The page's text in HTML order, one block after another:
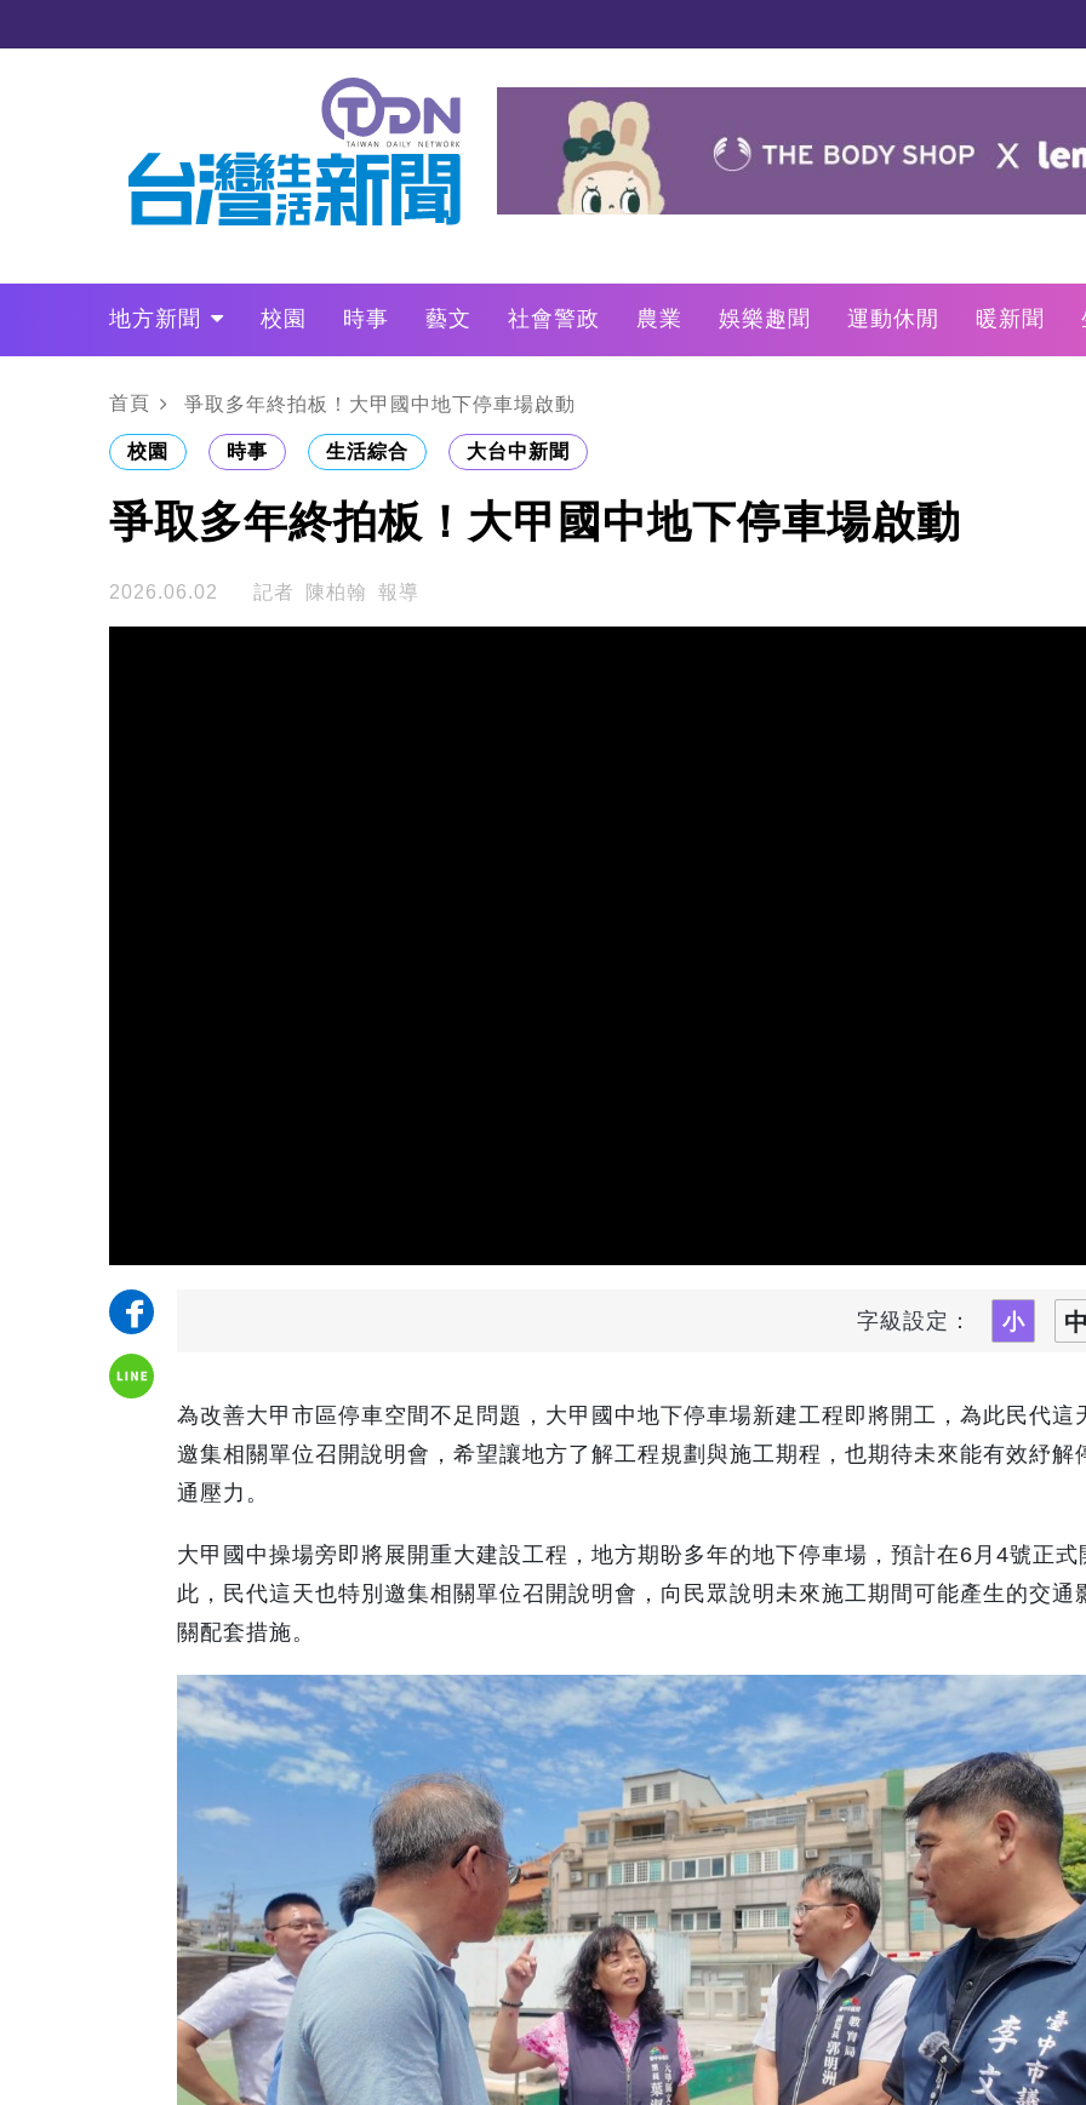
地方新聞 校園 時事 藝文 社會警政 農業 娛樂趣聞 運動休閒 暖新聞
政治
財經 LO叩敲敲門
首頁 爭取多年終拍板！大甲國中地下停車場啟動
校園 時事 生活綜合 大台中新聞
爭取多年終拍板！大甲國中地下停車場啟動
2026.06.02 記者 陳柏翰 報導
字級設定：
為改善大甲市區停車空間不足問題，大甲國中地下停車場新建工程即將開工，為此民代這
邀集相關單位召開說明會，希望讓地方了解工程規劃與施工期程，也期待未來能有效紓解
通壓力。
大甲國中操場旁即將展開重大建設工程，地方期盼多年的地下停車場，預計在6月4號正式
此，民代這天也特別邀集相關單位召開說明會，向民眾說明未來施工期間可能產生的交通
關配套措施。